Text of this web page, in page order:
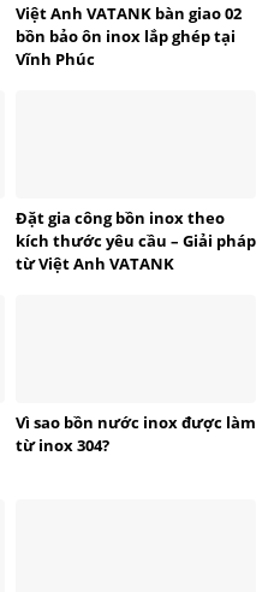
Việt Anh VATANK bàn giao 02
bồn bảo ôn inox lắp ghép tại
Vĩnh Phúc
Đặt gia công bồn inox theo
kích thước yêu cầu – Giải pháp
từ Việt Anh VATANK
Vì sao bồn nước inox được làm
từ inox 304?